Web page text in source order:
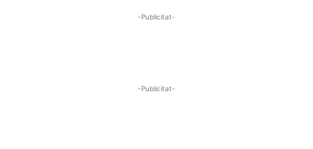
-Publicitat-
-Publicitat-